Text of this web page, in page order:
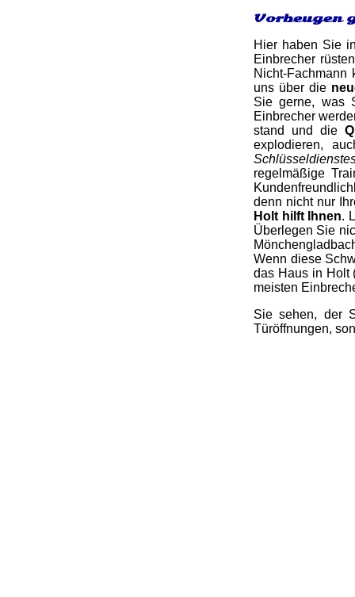
Vorbeugen
Hier haben Sie
Einbrecher
Nicht-
uns über die
Sie gerne, was
Einbrecher
stand und die
explodieren,
regelmäßige
denn nicht nur
Holt hilft Ihnen.
Überlegen Sie
Wenn diese
das Haus in Holt
meisten
Sie sehen, der
Türöffnungen,